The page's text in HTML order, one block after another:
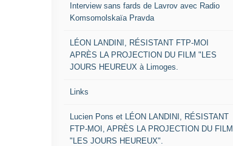
Interview sans fards de Lavrov avec Radio
Komsomolskaïa Pravda
LÉON LANDINI, RÉSISTANT FTP-MOI
APRÈS LA PROJECTION DU FILM "LES
JOURS HEUREUX à Limoges.
Links
Lucien Pons et LÉON LANDINI, RÉSISTANT
FTP-MOI, APRÈS LA PROJECTION DU FILM
"LES JOURS HEUREUX".